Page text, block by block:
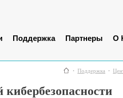
Поддержка Партнеры О
Поддержка